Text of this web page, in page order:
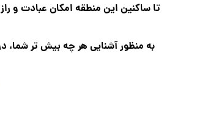
تا ساکنین این منطقه امکان عبادت و
به منظور آشنایی هر چه بیش تر شما، در